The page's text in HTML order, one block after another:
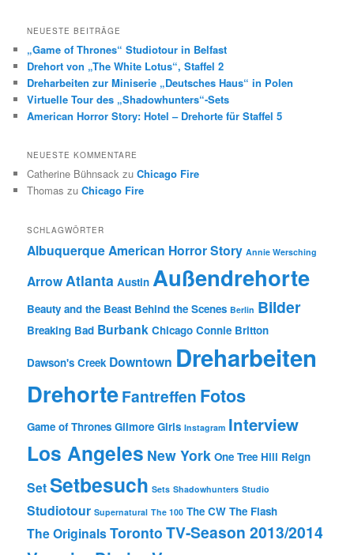
NEUESTE BEITRÄGE
„Game of Thrones“ Studiotour in Belfast
Drehort von „The White Lotus“, Staffel 2
Dreharbeiten zur Miniserie „Deutsches Haus“ in Polen
Virtuelle Tour des „Shadowhunters“-Sets
American Horror Story: Hotel – Drehorte für Staffel 5
NEUESTE KOMMENTARE
Catherine Bühnsack zuChicago Fire
Thomas zuChicago Fire
SCHLAGWÖRTER
Albuquerque American Horror Story Annie Wersching
Arrow Atlanta Austin Außendrehorte
Beauty and the Beast Behind the Scenes Berlin Bilder
Breaking Bad Burbank Chicago Connie Britton
Dawson's Creek Downtown Dreharbeiten
DrehorteFantreffen Fotos
Game of Thrones Gilmore Girls Instagram Interview
Los Angeles New York One Tree Hill Reign
SetSetbesuch Sets Shadowhunters Studio
Studiotour Supernatural The 100 The CW The Flash
The OriginalsToronto TV-Season 2013/2014